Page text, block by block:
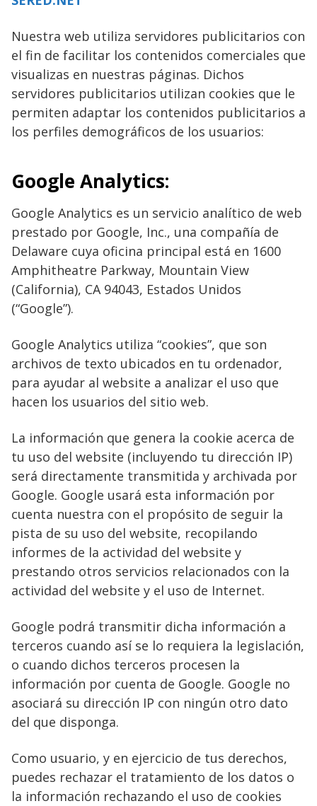
Nuestra web utiliza servidores publicitarios con
el fin de facilitar los contenidos comerciales que
visualizas en nuestras páginas. Dichos
servidores publicitarios utilizan cookies que le
permiten adaptar los contenidos publicitarios a
los perfiles demográficos de los usuarios:
Google Analytics:
Google Analytics es un servicio analítico de web
prestado por Google, Inc., una compañía de
Delaware cuya oficina principal está en 1600
Amphitheatre Parkway, Mountain View
(California), CA 94043, Estados Unidos
(“Google”).
Google Analytics utiliza “cookies”, que son
archivos de texto ubicados en tu ordenador,
para ayudar al website a analizar el uso que
hacen los usuarios del sitio web.
La información que genera la cookie acerca de
tu uso del website (incluyendo tu dirección IP)
será directamente transmitida y archivada por
Google. Google usará esta información por
cuenta nuestra con el propósito de seguir la
pista de su uso del website, recopilando
informes de la actividad del website y
prestando otros servicios relacionados con la
actividad del website y el uso de Internet.
Google podrá transmitir dicha información a
terceros cuando así se lo requiera la legislación,
o cuando dichos terceros procesen la
información por cuenta de Google. Google no
asociará su dirección IP con ningún otro dato
del que disponga.
Como usuario, y en ejercicio de tus derechos,
puedes rechazar el tratamiento de los datos o
la información rechazando el uso de cookies